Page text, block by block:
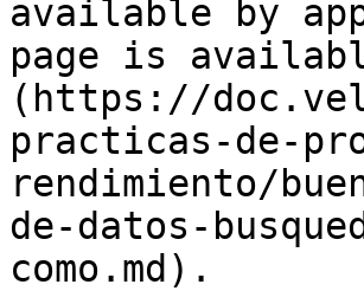
available by
page is
(https://
practicas-de-
rendimiento/
de-datos-
como.md).